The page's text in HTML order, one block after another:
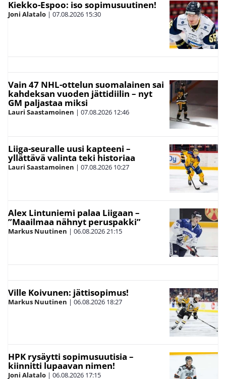
Kiekko-Espoo: iso sopimusuutinen!
Joni Alatalo | 07.08.2026 15:30
Vain 47 NHL-ottelun suomalainen sai
kahdeksan vuoden jättidiilin – nyt
GM paljastaa miksi
Lauri Saastamoinen | 07.08.2026 12:46
Liiga-seuralle uusi kapteeni –
yllättävä valinta teki historiaa
Lauri Saastamoinen | 07.08.2026 10:27
Alex Lintuniemi palaa Liigaan –
”Maailmaa nähnyt peruspakki”
Markus Nuutinen | 06.08.202621:15
Ville Koivunen: jättisopimus!
Markus Nuutinen | 06.08.2026 18:27
HPK rysäytti sopimusuutisia –
kiinnitti lupaavan nimen!
Joni Alatalo | 06.08.2026 17:15